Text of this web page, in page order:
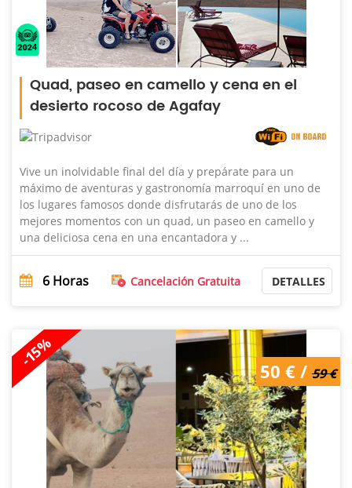
Quad, paseo en camello y cena en el
desierto rocoso de Agafay
Vive un inolvidable final del día y prepárate para un
máximo de aventuras y gastronomía marroquí en uno de
los lugares famosos donde disfrutarás de uno de los
mejores momentos con un quad, un paseo en camello y
una deliciosa cena en una encantadora y ...
6 Horas Cancelación Gratuita DETALLES
-15%
50 € / 59 €